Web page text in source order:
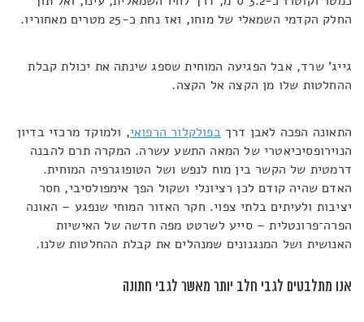
החלק הקדמי השמאלי של מוחו, ואז נחת כ-25 מטרים מאחוריו.
גייג' שרד, אבל הפגיעה המוחית שספג שינתה את יכולת קבלת
ההחלטות שלו מן הקצה אל הקצה.
התאונה הפכה לאבן דרךבפולקלור הרפואי, ולמוקד מרכזי בדיון
הנוירופסיכיאטרי של המאה התשע עשרה. המקרה תרם להבנה
דרמטית של הקשר בין מוח לנפש ושל הטופוגרפיה המוחית.
האדם שהיה קודם לכן רציונלי ושקול הפך אימפולסיבי, חסר
יציבות ולעיתים בלתי צפוי. חקר האזור המוחי שנפגע – האונה
הפרה־פרונטלית – סייע לשרטט מפה חדשה של האישיות
האנושית ושל המנגנונים שמנהלים את קבלת ההחלטות שלנו.
אנו מתלבטים לגבי חלב יותר מאשר לגבי חתונה